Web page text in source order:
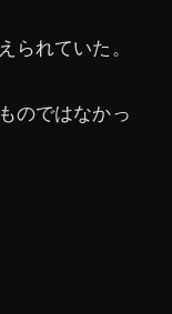
られていた。
のではなかっ